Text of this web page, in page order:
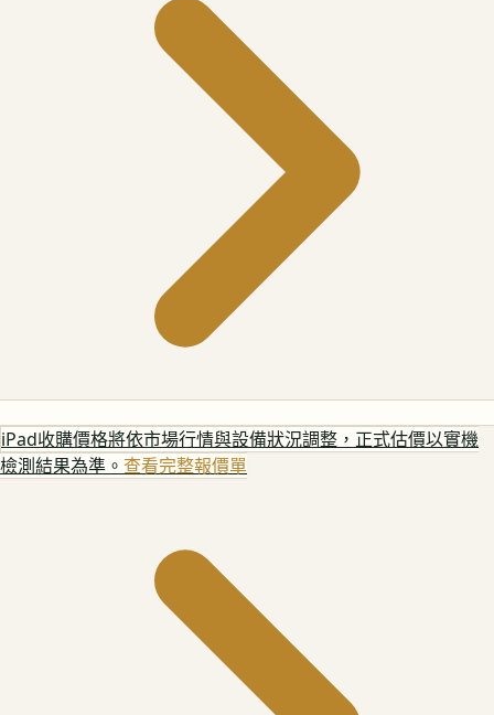
iPad收購價格將依市場行情與設備狀況調整，正式估價以實機
檢測結果為準。 查看完整報價單